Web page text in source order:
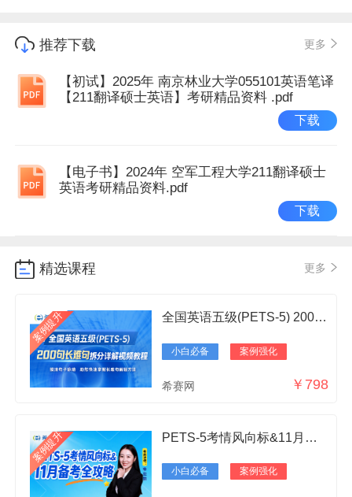
推荐下载 更多
【初试】2025年 南京林业大学055101英语笔译
【211翻译硕士英语】考研精品资料 .pdf
下载
【电子书】2024年 空军工程大学211翻译硕士
英语考研精品资料.pdf
下载
精选课程 更多
案例提升 全国英语五级(PETS-5) 200句长难句拆分详解视频教程
小白必备 案例强化
希赛网 ￥798
案例提升 PETS-5考情风向标&11月备考全攻略
小白必备 案例强化